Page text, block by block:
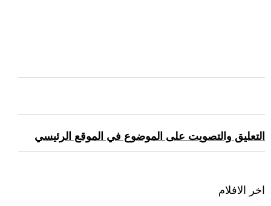
التعليق والتصويت على الموضوع في الموقع الرئيسي
اخر الافلام